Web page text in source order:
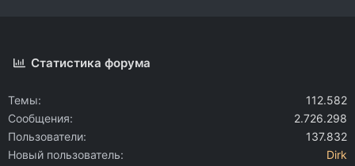
Статистика форума
Темы
112.582
Сообщения
2.726.298
Пользователи
137.832
Новый пользователь
Dirk